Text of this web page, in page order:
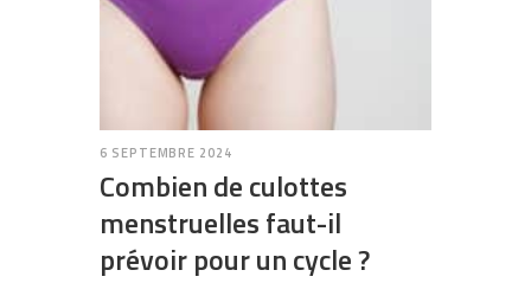
6 SEPTEMBRE 2024
Combien de culottes
menstruelles faut-il
prévoir pour un cycle ?